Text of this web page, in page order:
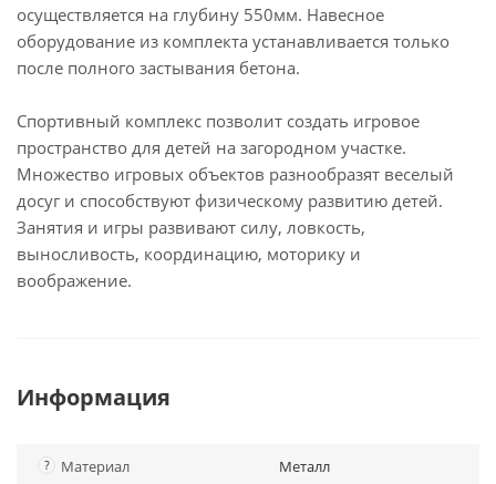
осуществляется на глубину 550мм. Навесное
оборудование из комплекта устанавливается только
после полного застывания бетона.
Спортивный комплекс позволит создать игровое
пространство для детей на загородном участке.
Множество игровых объектов разнообразят веселый
досуг и способствуют физическому развитию детей.
Занятия и игры развивают силу, ловкость,
выносливость, координацию, моторику и
воображение.
Информация
? Материал Металл